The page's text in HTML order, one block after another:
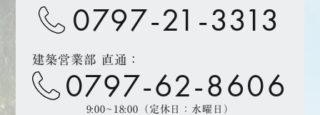
0797-21-3313
建築営業部 直通：
0797-62-8606
9:00~18:00（定休日：水曜日）